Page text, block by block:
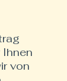
Ihnen
von